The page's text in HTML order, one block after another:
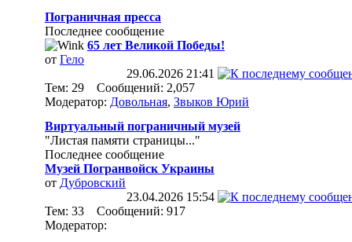
Пограничная пресса
Последнее сообщение
65 лет Великой Победы!
от Гело
29.06.2026 21:41
Тем: 29 Сообщений: 2,057
Модератор: Довольная, Звыков Юрий
Виртуальный пограничный музей
"Листая памяти страницы..."
Последнее сообщение
Музей Погранвойск Украины
от Дубровский
23.04.2026 15:54
Тем: 33 Сообщений: 917
Модератор: